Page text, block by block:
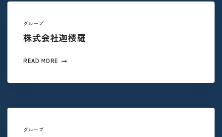
グループ
株式会社迦楼羅
READ MORE
グループ